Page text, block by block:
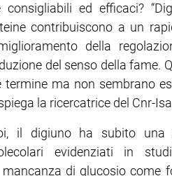
consigliabili ed efficaci?
contribuiscono a un
della
del senso della fame.
termine ma non sembrano
la ricercatrice del Cnr-
il digiuno ha subito una
evidenziati in
mancanza di glucosio come